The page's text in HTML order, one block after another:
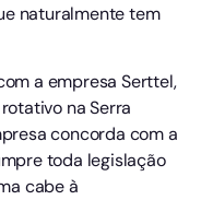
naturalmente tem
a empresa Serttel,
na Serra
concorda com a
toda legislação
cabe à